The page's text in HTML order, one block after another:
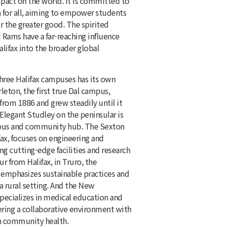
for all, aiming to empower students
the greater good. The spirited
have a far-reaching influence
into the broader global
Halifax campuses has its own
the first true Dal campus,
1886 and grew steadily until it
Studley on the peninsular is
and community hub. The Sexton
focuses on engineering and
cutting-edge facilities and research
from Halifax, in Truro, the
sustainable practices and
rural setting. And the New
in medical education and
a collaborative environment with
community health.